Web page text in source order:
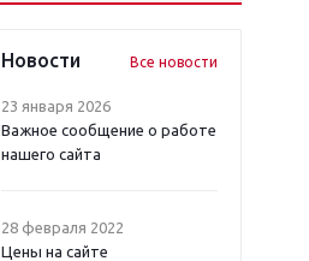
Новости Все новости
23 января 2026
Важное сообщение о работе
нашего сайта
28 февраля 2022
Цены на сайте